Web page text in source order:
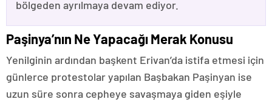
bölgeden ayrılmaya devam ediyor.
Paşinya’nın Ne Yapacağı Merak Konusu
Yenilginin ardından başkent Erivan’da istifa etmesi için
günlerce protestolar yapılan Başbakan Paşinyan ise
uzun süre sonra cepheye savaşmaya giden eşiyle